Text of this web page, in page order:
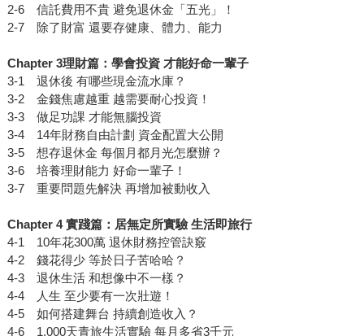
2-6 信託費用不貴 避免退休金「五光」！
2-7 除了財富 還要存健康、體力、能力
Chapter 3理財篇：學會投資 才能好命一輩子
3-1 退休後 有哪些現金流水庫？
3-2 金錢焦慮越重 越需要耐心投資！
3-3 做足功課 才能無腦投資
3-4 14年財務自由計劃 資金配置大公開
3-5 想存退休金 每個月都月光怎麼辦？
3-6 培養理財能力 好命一輩子！
3-7 重要問題先解決 再增加被動收入
Chapter 4實踐篇：居無定所實驗 生活即旅行
4-1 10年花300萬 退休財務控管訣竅
4-2 錢花得少 等於日子苦哈哈？
4-3 退休生活 和想像中不一樣？
4-4 人生 至少要有一次壯遊！
4-5 如何搭建舞台 持續創造收入？
4-6 1,000天青旅生活實驗 每月多省3千元